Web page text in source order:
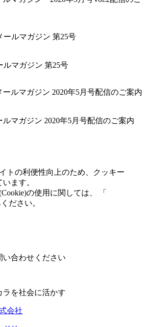
ルマガジン 第25号
マガジン 2020年5月号配信のご案内
トの利便性向上のため、クッキー
ます。
の使用に関しては、 「
ださい。
い合わせください
ラを社会に活かす